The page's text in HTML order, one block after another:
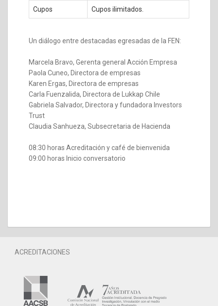
Cupos Cupos ilimitados.
Un diálogo entre destacadas egresadas de la FEN:
Marcela Bravo, Gerenta general Acción Empresa
Paola Cuneo, Directora de empresas
Karen Ergas, Directora de empresas
Carla Fuenzalida, Directora de Lukkap Chile
Gabriela Salvador, Directora y fundadora Investors
Trust
Claudia Sanhueza, Subsecretaria de Hacienda
08:30 horas Acreditación y café de bienvenida
09:00 horas Inicio conversatorio
ACREDITACIONES